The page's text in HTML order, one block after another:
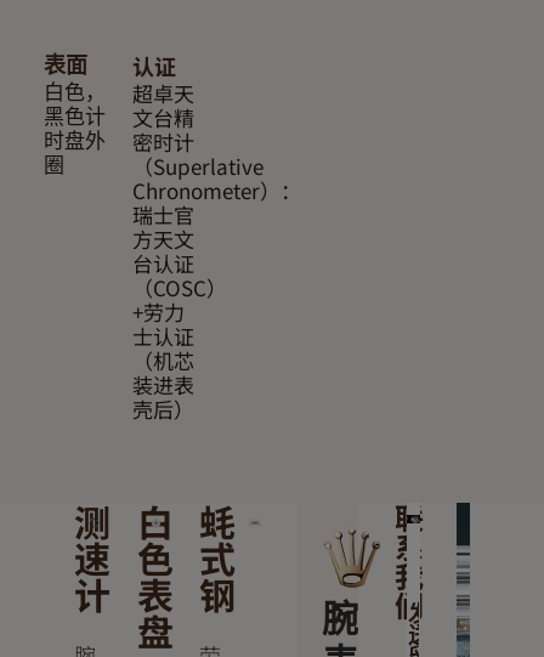
表面
白色，
黑色计
时盘外
圈
认证
超卓天
文台精
密时计
（Superlative
Chronometer）：
瑞士官
方天文
台认证
（COSC）
+劳力
士认证
（机芯
装进表
壳后）
测
速
计
白
色
表
盘
蚝
式
钢
腕
联
系
我
们
发
送